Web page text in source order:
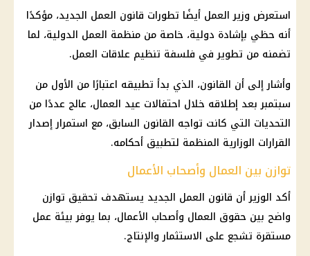
استعرض وزير العمل أيضًا تطورات قانون العمل الجديد، مؤكدًا
أنه حظي بإشادة دولية، خاصة من منظمة العمل الدولية، لما
تضمنه من تطوير في فلسفة تنظيم علاقات العمل.
وأشار إلى أن القانون، الذي بدأ تطبيقه اعتبارًا من الأول من
سبتمبر بعد إطلاقه خلال احتفالات عيد العمال، عالج عددًا من
التحديات التي كانت تواجه القانون السابق، مع استمرار إصدار
القرارات الوزارية المنظمة لتطبيق أحكامه.
توازن بين العمال وأصحاب الأعمال
أكد الوزير أن قانون العمل الجديد يستهدف تحقيق توازن
واضح بين حقوق العمال وأصحاب الأعمال، بما يوفر بيئة عمل
مستقرة تشجع على الاستثمار والإنتاج.